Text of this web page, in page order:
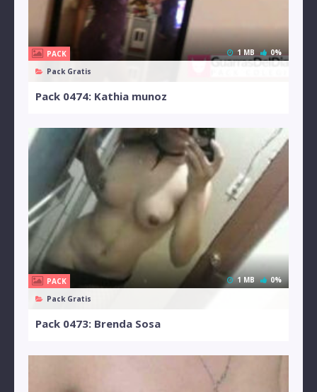
PACK
Pack Gratis
1 MB 0%
Pack 0474: Kathia munoz
PACK
Pack Gratis
1 MB 0%
Pack 0473: Brenda Sosa